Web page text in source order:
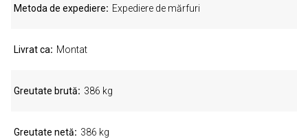
Metoda de expediere Expediere de mărfuri
Livrat ca Montat
Greutate brută 386 kg
Greutate netă 386 kg